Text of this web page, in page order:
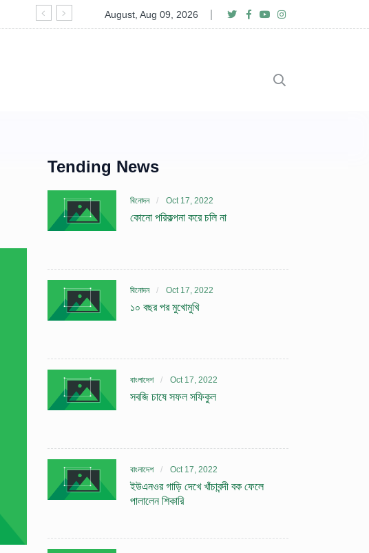
১০ বছর পর মুখোমুখি
August, Aug 09, 2026
Tending News
বিনোদন Oct 17, 2022
কোনো পরিকল্পনা করে চলি না
বিনোদন Oct 17, 2022
১০ বছর পর মুখোমুখি
বাংলাদেশ Oct 17, 2022
সবজি চাষে সফল সফিকুল
বাংলাদেশ Oct 17, 2022
ইউএনওর গাড়ি দেখে খাঁচাবন্দী বক ফেলে
পালালেন শিকারি